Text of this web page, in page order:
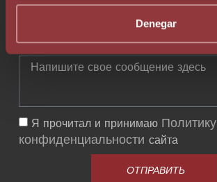
Denegar
чем принимать решение
Я хочу продвинуться вперед и
официально в течение следующих
Я прочитал и принимаю Политику
конфиденциальности сайта
ОТПРАВИТЬ